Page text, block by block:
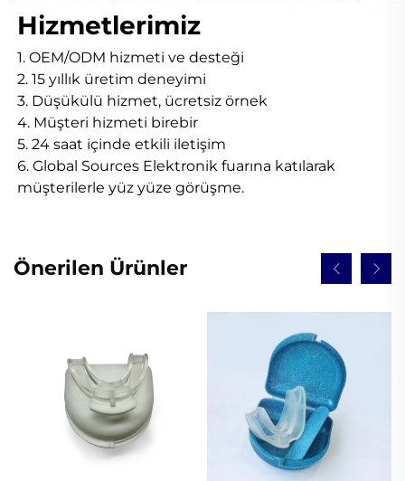
Hizmetlerimiz
1. OEM/ODM hizmeti ve desteği
2. 15 yıllık üretim deneyimi
3. Düşükülü hizmet, ücretsiz örnek
4. Müşteri hizmeti birebir
5. 24 saat içinde etkili iletişim
6. Global Sources Elektronik fuarına katılarak
müşterilerle yüz yüze görüşme.
Önerilen Ürünler